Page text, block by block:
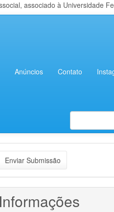
associado à Universidade
Anúncios Contato
Enviar Submissão